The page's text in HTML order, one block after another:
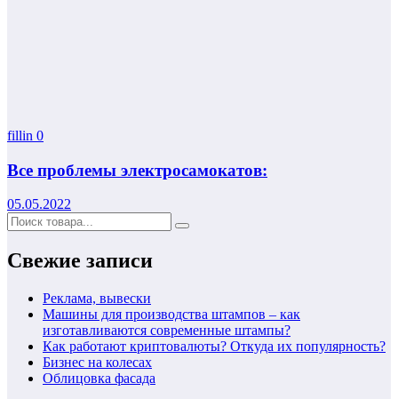
fillin 0
Все проблемы электросамокатов:
05.05.2022
Свежие записи
Реклама, вывески
Машины для производства штампов – как
изготавливаются современные штампы?
Как работают криптовалюты? Откуда их популярность?
Бизнес на колесах
Облицовка фасада